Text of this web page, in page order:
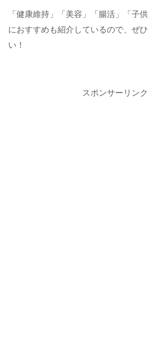
「健康維持」「美容」「腸活」「子
におすすめも紹介しているので、ぜ
い！
スポンサーリンク